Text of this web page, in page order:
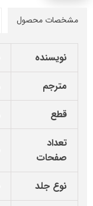
مشخصات محصول
نویسنده
مترجم
قطع
تعداد
صفحات
نوع جلد